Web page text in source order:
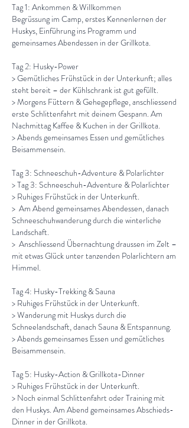
Tag 1: Ankommen & Willkommen
Begrüssung im Camp, erstes Kennenlernen der
Huskys, Einführung ins Programm und
gemeinsames Abendessen in der Grillkota.
Tag 2: Husky-Power
> Gemütliches Frühstück in der Unterkunft; alles
steht bereit – der Kühlschrank ist gut gefüllt.
> Morgens Füttern & Gehegepflege, anschliessend
erste Schlittenfahrt mit deinem Gespann. Am
Nachmittag Kaffee & Kuchen in der Grillkota.
> Abends gemeinsames Essen und gemütliches
Beisammensein.
Tag 3: Schneeschuh-Adventure & Polarlichter
> Tag 3: Schneeschuh-Adventure & Polarlichter
> Ruhiges Frühstück in der Unterkunft.
> Am Abend gemeinsames Abendessen, danach
Schneeschuhwanderung durch die winterliche
Landschaft.
> Anschliessend Übernachtung draussen im Zelt –
mit etwas Glück unter tanzenden Polarlichtern am
Himmel.
Tag 4: Husky-Trekking & Sauna
> Ruhiges Frühstück in der Unterkunft.
> Wanderung mit Huskys durch die
Schneelandschaft, danach Sauna & Entspannung.
> Abends gemeinsames Essen und gemütliches
Beisammensein.
Tag 5: Husky-Action & Grillkota-Dinner
> Ruhiges Frühstück in der Unterkunft.
> Noch einmal Schlittenfahrt oder Training mit
den Huskys. Am Abend gemeinsames Abschieds-
Dinner in der Grillkota.